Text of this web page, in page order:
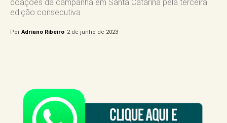
doações da campanha em Santa Catarina pela terceira
edição consecutiva
Por Adriano Ribeiro 2 de junho de 2023